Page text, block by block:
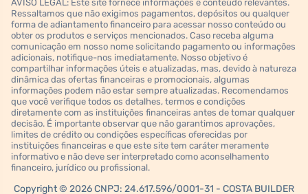
AVISO LEGAL: Este site fornece informações e conteúdo relevantes.
Ressaltamos que não exigimos pagamentos, depósitos ou qualquer
forma de adiantamento financeiro para acessar nosso conteúdo ou
obter os produtos e serviços mencionados. Caso receba alguma
comunicação em nosso nome solicitando pagamento ou informações
adicionais, notifique-nos imediatamente. Nosso objetivo é
compartilhar informações úteis e atualizadas, mas, devido à natureza
dinâmica das ofertas financeiras e promocionais, algumas
informações podem não estar sempre atualizadas. Recomendamos
que você verifique todos os detalhes, termos e condições
diretamente com as instituições financeiras antes de tomar qualquer
decisão. É importante observar que não garantimos aprovações,
limites de crédito ou condições específicas oferecidas por
instituições financeiras e que este site tem caráter meramente
informativo e não deve ser interpretado como aconselhamento
financeiro, jurídico ou profissional.
Copyright © 2026 CNPJ: 24.617.596/0001-31 - COSTA BUILDER